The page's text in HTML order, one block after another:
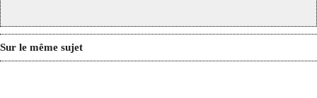
Sur le même sujet